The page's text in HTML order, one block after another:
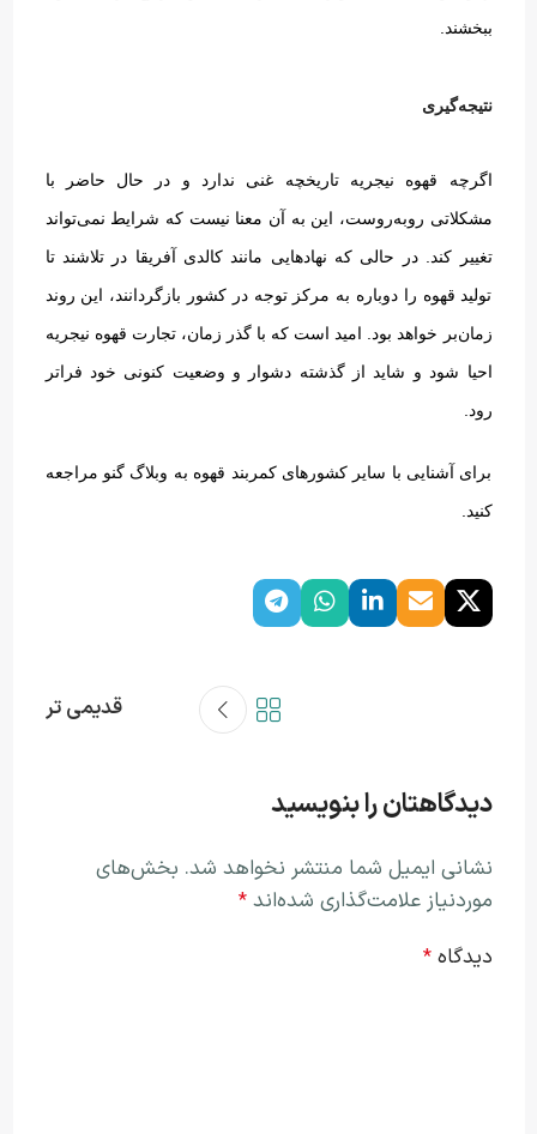
ببخشند
نتیجه‌گیری
اگرچه قهوه نیجریه تاریخچه غنی ندارد و در حال حاضر با
مشکلاتی روبه‌روست، این به آن معنا نیست که شرایط نمی‌تواند
تغییر کند
.در حالی که نهادهایی مانند کالدی آفریقا در تلاشند تا
تولید قهوه را دوباره به مرکز توجه در کشور بازگردانند، این روند
زمان‌بر خواهد بود
امید است که با گذر زمان، تجارت قهوه نیجریه
احیا شود و شاید از گذشته دشوار و وضعیت کنونی خود فراتر
رود
برای آشنایی با سایر کشورهای کمربند قهوه به وبلاگ گنو مراجعه
کنید.
قدیمی تر
دیدگاهتان را بنویسید
نشانی ایمیل شما منتشر نخواهد شد. بخش‌های
موردنیاز علامت‌گذاری شده‌اند*
دیدگاه*